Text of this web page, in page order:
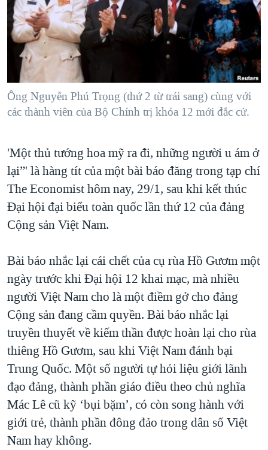
"Tìm"NGƯỜI VIỆT HẢI NGOẠI
ĐỜI SỐNG
KINH TẾ
KHOA HỌC
SỨC KHOẺ
TẠI
HÀNH TRÌNH BẦU CỬ 2024
MỘT NĂM CHIẾN TRANH TẠI DẢI GAZA
GIẢI MÃ VÀNH ĐAI & CON ĐƯỜNG
TRỊNH VĨNH BÌNH - NGƯỜI HẠ 'BÊN THẮNG CUỘC'
CHI PHÍ CHIẾN TRANH AFGHANISTAN
CÁC GIÁ TRỊ CỘNG HÒA Ở VIỆT NAM
THƯỢNG ĐỈNH TRUMP-KIM TẠI VIỆT NAM
TRỊNH VĨNH BÌNH VS. CHÍNH PHỦ VIỆT NAM
BÊN KIA QUỐC LỘ: TIẾNG VỌNG TỪ NÔNG THÔN MỸ
QUAN HỆ VIỆT MỸ
VIDEO
NGHE
MẠNG XÃ HỘI
Ông Nguyễn Phú Trọng (thứ 2 từ trái sang) cùng với
các thành viên của Bộ Chính trị khóa 12 mới đắc cử.
'Một thủ tướng hoa mỹ ra đi, những người u ám ở
lại”' là hàng tít của một bài báo đăng trong tạp chí
The Economist hôm nay, 29/1, sau khi kết thúc
Đại hội đại biểu toàn quốc lần thứ 12 của đảng
Cộng sản Việt Nam.
Bài báo nhắc lại cái chết của cụ rùa Hồ Gươm một
ngày trước khi Đại hội 12 khai mạc, mà nhiều
người Việt Nam cho là một điềm gở cho đảng
Cộng sản đang cầm quyền. Bài báo nhắc lại
truyền thuyết về kiếm thần được hoàn lại cho rùa
thiêng Hồ Gươm, sau khi Việt Nam đánh bại
Trung Quốc. Một số người tự hỏi liệu giới lãnh
đạo đảng, thành phần giáo điều theo chủ nghĩa
Mác Lê cũ kỹ ‘bụi bặm’, có còn song hành với
giới trẻ, thành phần đông đảo trong dân số Việt
Nam hay không.